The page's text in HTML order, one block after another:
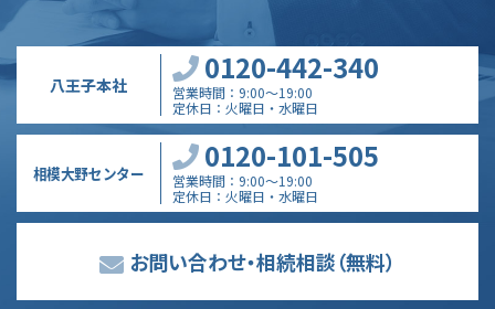
八王子本社 0120-442-340
営業時間
9:00～19:00
定休日
火曜日・水曜日
相模大野センター 0120-101-505
営業時間
9:00～19:00
定休日
火曜日・水曜日
お問い合わせ・相続相談（無料）